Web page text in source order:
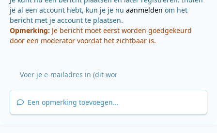
je al een account hebt, kun je je nu aanmelden om het
bericht met je account te plaatsen.
Opmerking: Je bericht moet eerst worden goedgekeurd
door een moderator voordat het zichtbaar is.
Een opmerking toevoegen...